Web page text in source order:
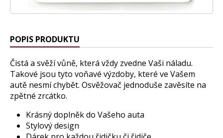
POPIS PRODUKTU
Čistá a svěží vůně, která vždy zvedne Vaši náladu.
Takové jsou tyto voňavé výzdoby, které ve Vašem
autě nesmí chybět. Osvěžovač jednoduše zavěsíte na
zpětné zrcátko.
Krásný doplněk do Vašeho auta
Stylový design